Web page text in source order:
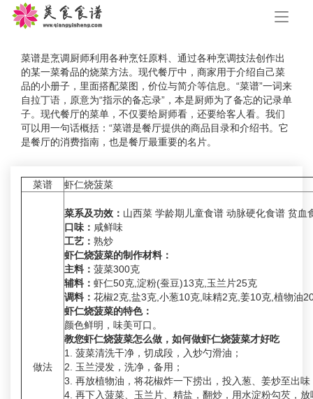
手
菜谱是烹调厨师利用各种烹饪原料、通过各种烹调技法创作出
的某一菜肴品的烧菜方法。现代餐厅中，商家用于介绍自己菜
品的小册子，里面搭配菜图，价位与简介等信息。“菜谱”一词来
自拉丁语，原意为“指示的备忘录”，本是厨师为了备忘的记录单
子。现代餐厅的菜单，不仅要给厨师看，还要给客人看。我们
可以用一句话概括：“菜谱是餐厅提供的商品目录和介绍书。它
是餐厅的消费指南，也是餐厅最重要的名片。
菜谱 虾仁烧菠菜
做法
菜系及功效： 山西菜 学龄期儿童食谱 动脉硬化食谱 贫血
口味： 咸鲜味
工艺： 熟炒
虾仁烧菠菜的制作材料：
主料： 菠菜300克
辅料： 虾仁50克,淀粉(蚕豆)13克,玉兰片25克
调料： 花椒2克,盐3克,小葱10克,味精2克,姜10克,植物油
虾仁烧菠菜的特色：
颜色鲜明，味美可口。
教您虾仁烧菠菜怎么做，如何做虾仁烧菠菜才好吃
1. 菠菜清洗干净，切成段，入炒勺滑油；
2. 玉兰浸发，洗净，备用；
3. 再放植物油，将花椒炸一下捞出，投入葱、姜炒至出
4. 再下入菠菜、玉兰片、精盐，翻炒，用水淀粉勾芡，